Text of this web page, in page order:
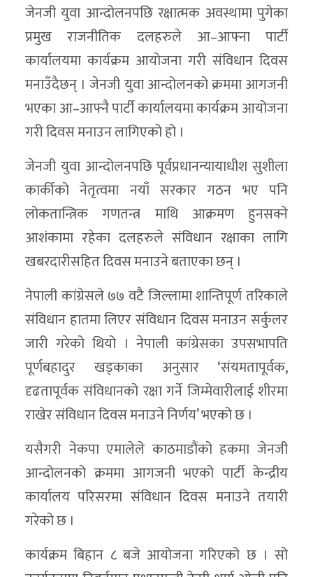
जेनजी युवा आन्दोलनपछि रक्षात्मक अवस्थामा पुगेका
प्रमुख राजनीतिक दलहरुले आ–आफ्ना पार्टी
कार्यालयमा कार्यक्रम आयोजना गरी संविधान दिवस
मनाउँदैछन् । जेनजी युवा आन्दोलनको क्रममा आगजनी
भएका आ–आफ्नै पार्टी कार्यालयमा कार्यक्रम आयोजना
गरी दिवस मनाउन लागिएको हो ।
जेनजी युवा आन्दोलनपछि पूर्वप्रधानन्यायाधीश सुशीला
कार्कीको नेतृत्वमा नयाँ सरकार गठन भए पनि
लोकतान्त्रिक गणतन्त्र माथि आक्रमण हुनसक्ने
आशंकामा रहेका दलहरुले संविधान रक्षाका लागि
खबरदारीसहित दिवस मनाउने बताएका छन् ।
नेपाली कांग्रेसले ७७ वटै जिल्लामा शान्तिपूर्ण तरिकाले
संविधान हातमा लिएर संविधान दिवस मनाउन सर्कुलर
जारी गरेको थियो । नेपाली कांग्रेसका उपसभापति
पूर्णबहादुर खड्काका अनुसार ‘संयमतापूर्वक,
दृढतापूर्वक संविधानको रक्षा गर्ने जिम्मेवारीलाई शीरमा
राखेर संविधान दिवस मनाउने निर्णय’ भएको छ ।
यसैगरी नेकपा एमालेले काठमाडौंको हकमा जेनजी
आन्दोलनको क्रममा आगजनी भएको पार्टी केन्द्रीय
कार्यालय परिसरमा संविधान दिवस मनाउने तयारी
गरेको छ ।
कार्यक्रम बिहान ८ बजे आयोजना गरिएको छ । सो